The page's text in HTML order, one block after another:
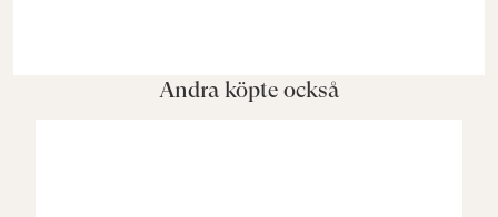
Andra köpte också